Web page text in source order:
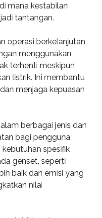
mana kestabilan
tantangan.
operasi berkelanjutan
menggunakan
terhenti meskipun
listrik. Ini membantu
menjaga kepuasan
berbagai jenis dan
bagi pengguna
spesifik
genset, seperti
baik dan emisi yang
nilai